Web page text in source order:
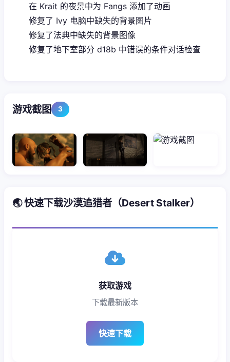
在 Krait 的夜景中为 Fangs 添加了动画
修复了 Ivy 电脑中缺失的背景图片
修复了法典中缺失的背景图像
修复了地下室部分 d18b 中错误的条件对话检查
游戏截图 3
🌏 快速下载沙漠追猎者（Desert Stalker）
获取游戏
下载最新版本
快速下载